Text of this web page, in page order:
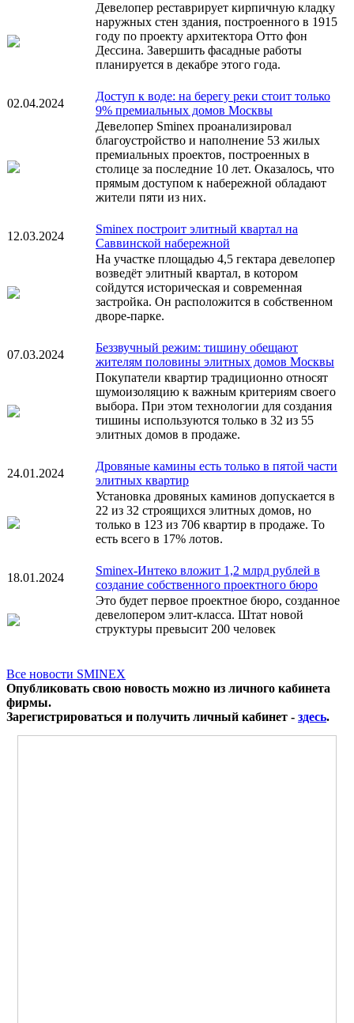
Девелопер реставрирует кирпичную кладку
наружных стен здания, построенного в 1915
году по проекту архитектора Отто фон
Дессина. Завершить фасадные работы
планируется в декабре этого года.
02.04.2024
Доступ к воде: на берегу реки стоит только
9% премиальных домов Москвы
Девелопер Sminex проанализировал
благоустройство и наполнение 53 жилых
премиальных проектов, построенных в
столице за последние 10 лет. Оказалось, что
прямым доступом к набережной обладают
жители пяти из них.
12.03.2024
Sminex построит элитный квартал на
Саввинской набережной
На участке площадью 4,5 гектара девелопер
возведёт элитный квартал, в котором
сойдутся историческая и современная
застройка. Он расположится в собственном
дворе-парке.
07.03.2024
Беззвучный режим: тишину обещают
жителям половины элитных домов Москвы
Покупатели квартир традиционно относят
шумоизоляцию к важным критериям своего
выбора. При этом технологии для создания
тишины используются только в 32 из 55
элитных домов в продаже.
24.01.2024
Дровяные камины есть только в пятой части
элитных квартир
Установка дровяных каминов допускается в
22 из 32 строящихся элитных домов, но
только в 123 из 706 квартир в продаже. То
есть всего в 17% лотов.
18.01.2024
Sminex-Интеко вложит 1,2 млрд рублей в
создание собственного проектного бюро
Это будет первое проектное бюро, созданное
девелопером элит-класса. Штат новой
структуры превысит 200 человек
Все новости SMINEX
Опубликовать свою новость можно из личного кабинета
фирмы.
Зарегистрироваться и получить личный кабинет - здесь.